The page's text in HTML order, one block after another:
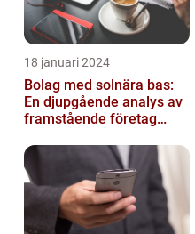
18 januari 2024
Bolag med solnära bas:
En djupgående analys av
framstående företag